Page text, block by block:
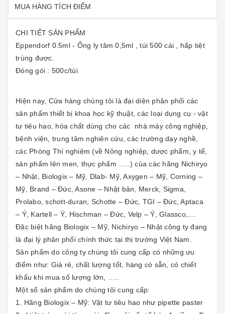
MUA HÀNG TÍCH ĐIỂM
CHI TIẾT SẢN PHẨM
Eppendorf 0.5ml - Ống ly tâm 0,5ml , túi 500 cái , hấp tiệt
trùng được.
Đóng gói : 500c/túi
Hiện nay, Cửa hàng chúng tôi là đại diện phân phối các
sản phẩm thiết bị khoa học kỹ thuật, các loại dụng cụ - vật
tư tiêu hao, hóa chất dùng cho các nhà máy công nghiệp,
bệnh viện, trung tâm nghiên cứu, các trường dạy nghề,
các Phòng Thí nghiệm (về Nông nghiệp, dược phẩm, y tế,
sản phẩm lên men, thực phẩm …..) của các hãng Nichiryo
– Nhật, Biologix – Mỹ, Dlab- Mỹ, Axygen – Mỹ, Corning –
Mỹ, Brand – Đức, Asone – Nhật bản, Merck, Sigma,
Prolabo, schott-duran, Schotte – Đức, TGI – Đức, Aptaca
– Ý, Kartell – Ý, Hischman – Đức, Velp – Ý, Glassco,....
Đặc biệt hãng Biologix – Mỹ, Nichiryo – Nhật công ty đang
là đại lý phân phối chính thức tại thị trường Việt Nam.
Sản phẩm do công ty chúng tôi cung cấp có những ưu
điểm như: Giá rẻ, chất lượng tốt, hàng có sẵn, có chiết
khấu khi mua số lượng lớn, …..
Một số sản phẩm do chúng tôi cung cấp:
1. Hãng Biologix – Mỹ: Vật tư tiêu hao như pipette paster